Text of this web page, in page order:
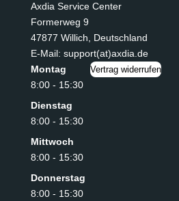
Axdia Service Center
Formerweg 9
47877 Willich
Deutschland
E-Mail: support(at)axdia.de
Montag
8:00 - 15:30
Dienstag
8:00 - 15:30
Mittwoch
8:00 - 15:30
Donnerstag
8:00 - 15:30
Vertrag widerrufen